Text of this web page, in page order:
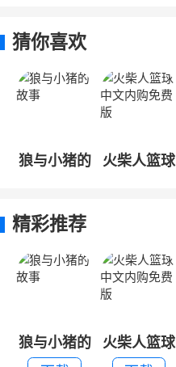
猜你喜欢
狼与小猪的
火柴人篮球
精彩推荐
狼与小猪的
故事
火柴人篮球
中文内购免